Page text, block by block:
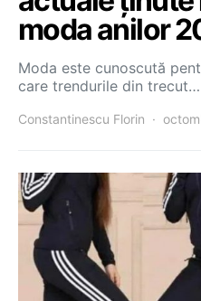
moda anilor
Moda este cunoscută
care trendurile din trecut…
Constantinescu Florin